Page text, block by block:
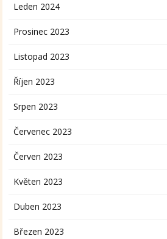
Leden 2024
Prosinec 2023
Listopad 2023
Říjen 2023
Srpen 2023
Červenec 2023
Červen 2023
Květen 2023
Duben 2023
Březen 2023